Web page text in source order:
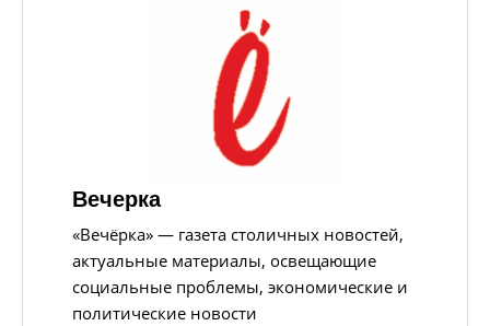
Вечерка
«Вечёрка» — газета столичных новостей,
актуальные материалы, освещающие
социальные проблемы, экономические и
политические новости